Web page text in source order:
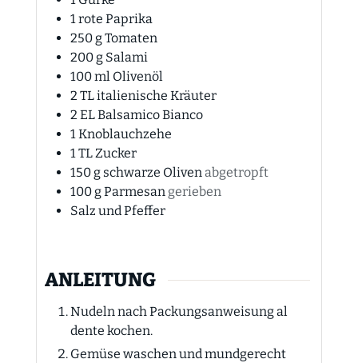
1rote Paprika
250gTomaten
200g Salami
100ml Olivenöl
2 TLitalienische Kräuter
2 ELBalsamico Bianco
1Knoblauchzehe
1TLZucker
150g schwarze Olivenabgetropft
100gParmesan gerieben
Salz und Pfeffer
ANLEITUNG
Nudeln nach Packungsanweisung al
dente kochen.
Gemüse waschen und mundgerecht